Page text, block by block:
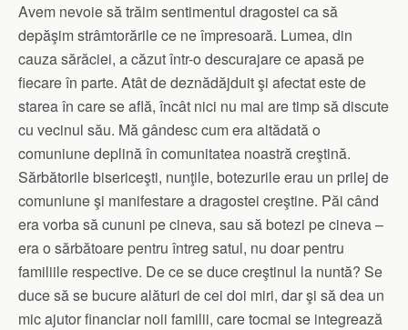
Avem nevoie să trăim sentimentul dragostei ca să
depăşim strâmtorările ce ne împresoară. Lumea, din
cauza sărăciei, a căzut într-o descurajare ce apasă pe
fiecare în parte. Atât de deznădăjduit şi afectat este de
starea în care se află, încât nici nu mai are timp să discute
cu vecinul său. Mă gândesc cum era altădată o
comuniune deplină în comunitatea noastră creştină.
Sărbătorile bisericeşti, nunţile, botezurile erau un prilej de
comuniune şi manifestare a dragostei creştine. Păi când
era vorba să cununi pe cineva, sau să botezi pe cineva –
era o sărbătoare pentru întreg satul, nu doar pentru
familiile respective. De ce se duce creştinul la nuntă? Se
duce să se bucure alături de cei doi miri, dar şi să dea un
mic ajutor financiar noii familii, care tocmai se integrează